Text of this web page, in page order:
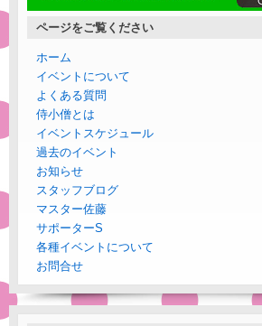
ページをご覧ください
ホーム
イベントについて
よくある質問
侍小僧とは
イベントスケジュール
過去のイベント
お知らせ
スタッフブログ
マスター佐藤
サポーターS
各種イベントについて
お問合せ